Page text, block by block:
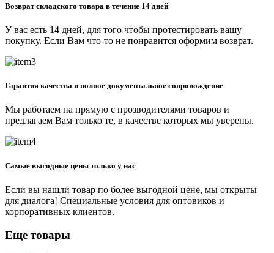
Возврат складского товара в течение 14 дней
У вас есть 14 дней, для того чтобы протестировать вашу
покупку. Если Вам что-то не понравится оформим возврат.
Гарантия качества и полное документальное сопровождение
Мы работаем на прямую с прозводителями товаров и
предлагаем Вам только те, в качестве которых мы уверены.
Самые выгодные цены только у нас
Если вы нашли товар по более выгодной цене, мы открыты
для диалога! Специальные условия для оптовиков и
корпоративных клиентов.
Еще товары